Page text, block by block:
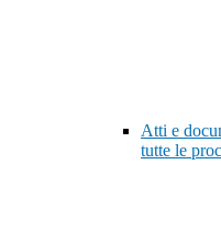
Atti e
tutte le